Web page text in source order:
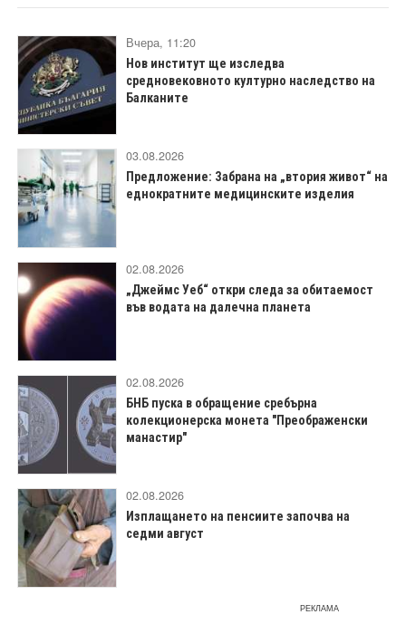
Вчера, 11:20
Нов институт ще изследва
средновековното културно наследство на
Балканите
03.08.2026
Предложение: Забрана на „втория живот“ на
еднократните медицинските изделия
02.08.2026
„Джеймс Уеб“ откри следа за обитаемост
във водата на далечна планета
02.08.2026
БНБ пуска в обращение сребърна
колекционерска монета "Преображенски
манастир"
02.08.2026
Изплащането на пенсиите започва на
седми август
РЕКЛАМА